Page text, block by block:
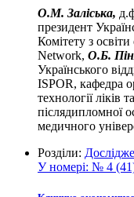
О.М. Заліська,
президент
Комітету з
Network, О.Б.
Українського
ІSPOR, кафедра
технології ліків
післядипломної
медичного
Розділи:
У номері: № 4